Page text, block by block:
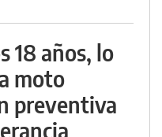
18 años, lo
moto
preventiva